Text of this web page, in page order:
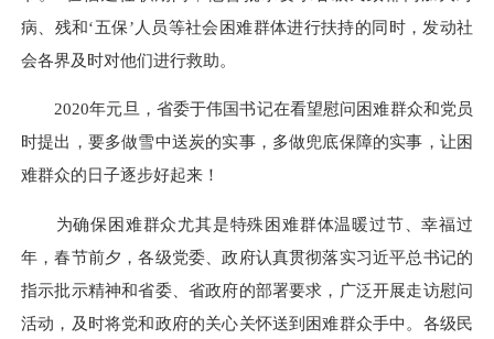
病、残和‘五保’人员等社会困难群体进行扶持的同时，发动社
会各界及时对他们进行救助。
2020年元旦，省委于伟国书记在看望慰问困难群众和党员
时提出，要多做雪中送炭的实事，多做兜底保障的实事，让困
难群众的日子逐步好起来！
为确保困难群众尤其是特殊困难群体温暖过节、幸福过
年，春节前夕，各级党委、政府认真贯彻落实习近平总书记的
指示批示精神和省委、省政府的部署要求，广泛开展走访慰问
活动，及时将党和政府的关心关怀送到困难群众手中。各级民